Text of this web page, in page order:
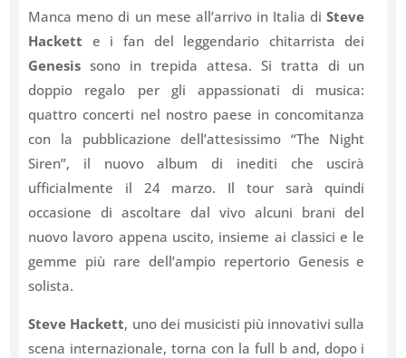
Manca meno di un mese all’arrivo in Italia diSteve
Hackett e i fan del leggendario chitarrista dei
Genesis sono in trepida attesa. Si tratta di un
doppio regalo per gli appassionati di musica:
quattro concerti nel nostro paese in concomitanza
con la pubblicazione dell’attesissimo “The Night
Siren”, il nuovo album di inediti che uscirà
ufficialmente il 24 marzo. Il tour sarà quindi
occasione di ascoltare dal vivo alcuni brani del
nuovo lavoro appena uscito, insieme ai classici e le
gemme più rare dell’ampio repertorio Genesis e
solista.
Steve Hackett, uno dei musicisti più innovativi sulla
scena internazionale, torna con la full b and, dopo i